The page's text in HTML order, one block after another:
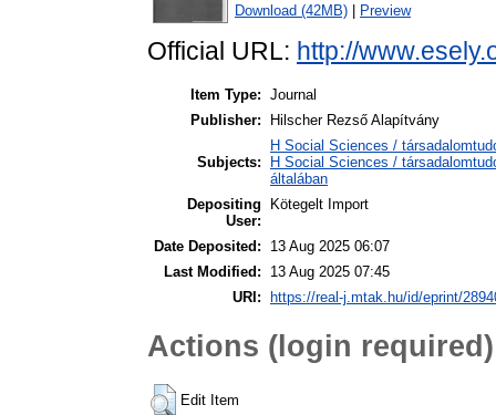
Download (42MB) Preview
Official URL: http://
Item Type: Journal
Publisher:
Hilscher Rezső Alapítvány
Subjects:
H Social Sciences /
H Social Sciences /
általában
Depositing
User:
Kötegelt Import
Date Deposited:
13 Aug 2025 06:07
Last Modified:
13 Aug 2025 07:45
URI:
https://real-j.mtak.hu/id/eprint/
Actions (login required)
Edit Item